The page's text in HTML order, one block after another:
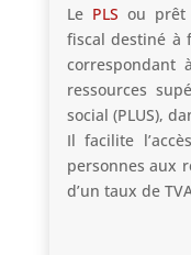
Le PLS ou prêt
fiscal destiné à
correspondant
ressources
social (PLUS),
Il facilite
personnes aux
d’un taux de